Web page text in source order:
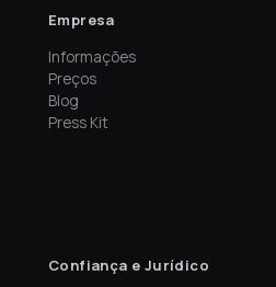
Empresa
Informações
Preços
Blog
Press Kit
Confiança e Jurídico